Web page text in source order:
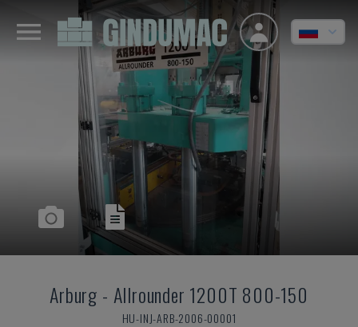
Arburg - Allrounder 1200T 800-150
HU-INJ-ARB-2006-00001